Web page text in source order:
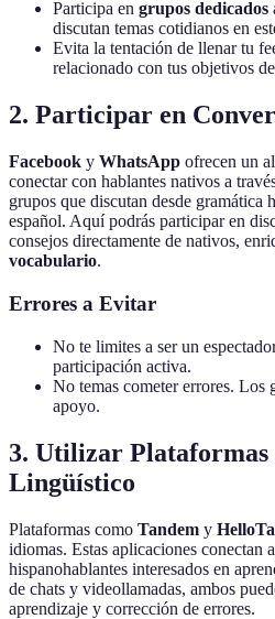
Participa en grupos dedicados
discutan temas cotidianos en
Evita la tentación de llenar tu
relacionado con tus objetivos
2. Participar en
Facebook y WhatsApp ofrecen un
conectar con hablantes nativos a
grupos que discutan desde gramática
español. Aquí podrás participar en
consejos directamente de nativos,
vocabulario.
Errores a Evitar
No te limites a ser un
participación activa.
No temas cometer errores. Los
apoyo.
3. Utilizar
Lingüístico
Plataformas como Tandem y
idiomas. Estas aplicaciones conectan
hispanohablantes interesados en
de chats y videollamadas, ambos
aprendizaje y corrección de errores.